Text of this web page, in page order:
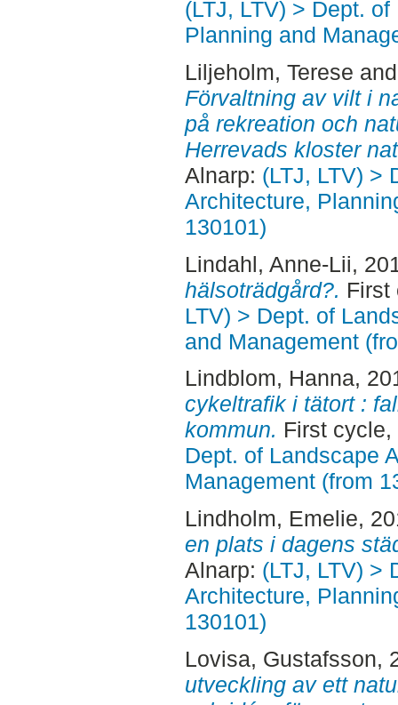
(LTJ, LTV) > Dept.
Planning and
Liljeholm, Terese
Förvaltning av vilt i
på rekreation och
Herrevads kloster
Alnarp: (LTJ, LTV) >
Architecture,
130101)
Lindahl, Anne-Lii,
hälsoträdgård?. First
LTV) > Dept. of
and Management
Lindblom, Hanna,
cykeltrafik i tätort :
kommun. First
Dept. of Landscape
Management (from
Lindholm, Emelie,
en plats i dagens
Alnarp: (LTJ, LTV) >
Architecture,
130101)
Lovisa, Gustafsson,
utveckling av ett